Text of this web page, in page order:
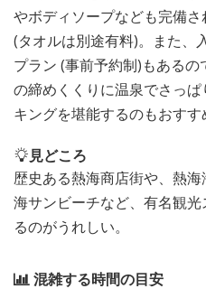
やボディソープなども完備
(タオルは別途有料)。また、
プラン (事前予約制)もある
の締めくくりに温泉でさっ
キングを堪能するのもおすす
見どころ
歴史ある熱海商店街や、熱
海サンビーチなど、有名観
るのがうれしい。
混雑する時間の目安